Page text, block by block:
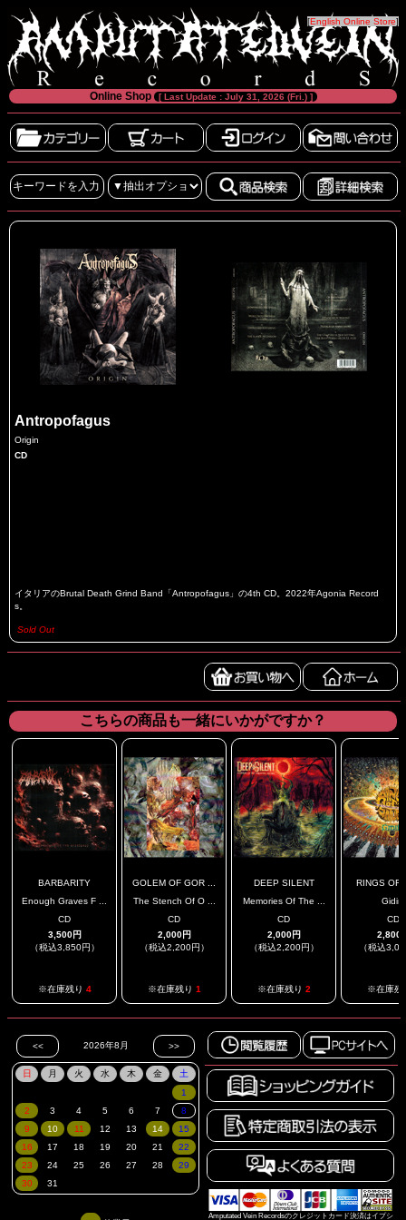
[English Online Store]
Online Shop [ Last Update : July 31, 2026 (Fri.) ]
Antropofagus
Origin
CD
イタリアのBrutal Death Grind Band「Antropofagus」の4th CD。2022年Agonia Record
s。
Sold Out
こちらの商品も一緒にいかがですか？
BARBARITY
Enough Graves F ...
CD
3,500円
（税込3,850円）
※在庫残り 4
GOLEM OF GOR ...
The Stench Of O ...
CD
2,000円
（税込2,200円）
※在庫残り 1
DEEP SILENT
Memories Of The ...
CD
2,000円
（税込2,200円）
※在庫残り 2
RINGS OF
Gidim
CD
2,800
（税込
※在庫残
Amputated Vein Recordsのクレジットカード決済はイプシ